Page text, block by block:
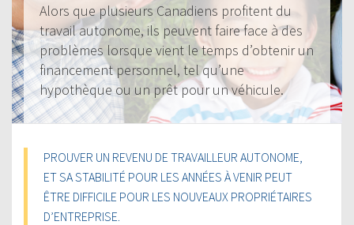
Alors que plusieurs Canadiens profitent du
travail autonome, ils peuvent faire face à des
problèmes lorsque vient le temps d’obtenir un
financement personnel, tel qu’une
hypothèque ou un prêt pour un véhicule.
PROUVER UN REVENU DE TRAVAILLEUR AUTONOME,
ET SA STABILITÉ POUR LES ANNÉES À VENIR PEUT
ÊTRE DIFFICILE POUR LES NOUVEAUX PROPRIÉTAIRES
D’ENTREPRISE.